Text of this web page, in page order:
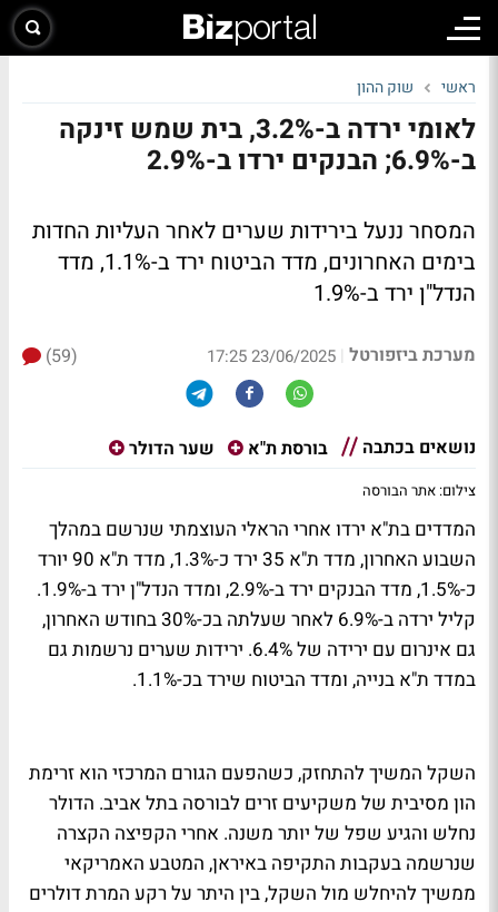
ראשי שוק ההון
לאומי ירדה ב-3.2%, בית שמש זינקה
ב-6.9%; הבנקים ירדו ב-2.9%
המסחר ננעל בירידות שערים לאחר העליות החדות
בימים האחרונים, מדד הביטוח ירד ב-1.1%, מדד
הנדל"ן ירד ב-1.9%
מערכת ביזפורטל |
23/06/2025 17:25
(59)
נושאים בכתבה בורסת ת"א שער הדולר
צילום: אתר הבורסה
המדדים בת"א ירדו אחרי הראלי העוצמתי שנרשם במהלך
השבוע האחרון, מדד ת"א 35 ירד כ-1.3%, מדד ת"א 90 יורד
כ-1.5%, מדד הבנקים ירד ב-2.9%, ומדד הנדל"ן ירד ב-1.9%.
קליל ירדה ב-6.9% לאחר שעלתה בכ-30% בחודש האחרון,
גם אינרום עם ירידה של 6.4%. ירידות שערים נרשמות גם
במדד ת"א בנייה, ומדד הביטוח שירד בכ-1.1%.
השקל המשיך להתחזק, כשהפעם הגורם המרכזי הוא זרימת
הון מסיבית של משקיעים זרים לבורסה בתל אביב. הדולר
נחלש והגיע שפל של יותר משנה. אחרי הקפיצה הקצרה
שנרשמה בעקבות התקיפה באיראן, המטבע האמריקאי
ממשיך להיחלש מול השקל, בין היתר על רקע המרת דולרים